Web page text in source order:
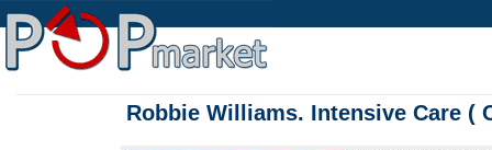
Robbie Williams. Intensive Care (